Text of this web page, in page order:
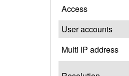
Access
User accounts
Multi IP address